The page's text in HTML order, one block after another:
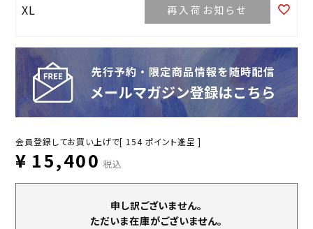
XL 再入荷お知らせ
会員登録してお買い上げで[ 154 ポイント進呈 ]
¥ 15,400 税込
申し訳ございません。
ただいま在庫がございません。